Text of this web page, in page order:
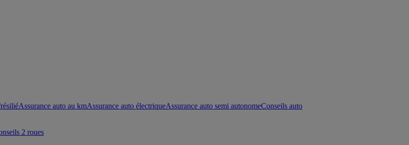
Assurance auto au kmAssurance auto électriqueAssurance auto semi autonomeConseils auto
2 roues